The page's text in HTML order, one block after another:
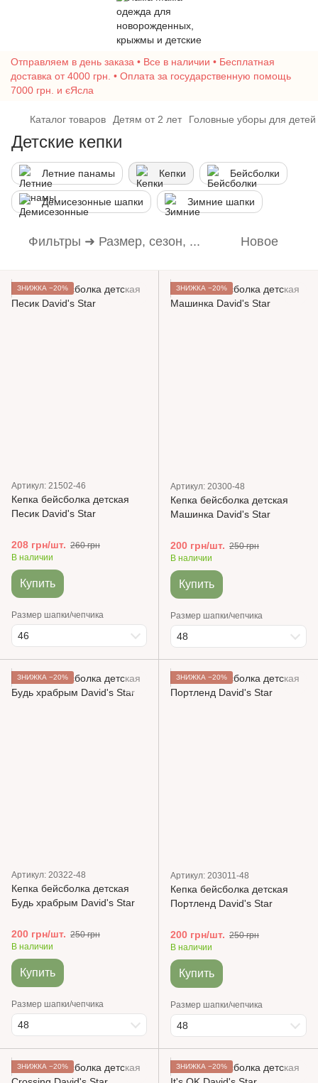
Отправляем в день заказа • Все в наличии • Бесплатная
доставка от 4000 грн. • Оплата за государственную помощь
7000 грн. и єЯсла
Каталог товаров Детям от 2 лет Головные уборы для детей
Детские кепки
Летние панамы Кепки Бейсболки
Демисезонные шапки Зимние шапки
Фильтры ➜ Размер, сезон, ... Новое
ЗНИЖКА −20%
Артикул: 21502-46
Кепка бейсболка детская
Песик David's Star
208 грн/шт. 260 грн
В наличии
Купить
Размер шапки/чепчика
46
ЗНИЖКА −20%
Артикул: 20300-48
Кепка бейсболка детская
Машинка David's Star
200 грн/шт. 250 грн
В наличии
Купить
Размер шапки/чепчика
48
ЗНИЖКА −20%
Артикул: 20322-48
Кепка бейсболка детская
Будь храбрым David's Star
200 грн/шт. 250 грн
В наличии
Купить
Размер шапки/чепчика
48
ЗНИЖКА −20%
Артикул: 203011-48
Кепка бейсболка детская
Портленд David's Star
200 грн/шт. 250 грн
В наличии
Купить
Размер шапки/чепчика
48
ЗНИЖКА −20% ЗНИЖКА −20%